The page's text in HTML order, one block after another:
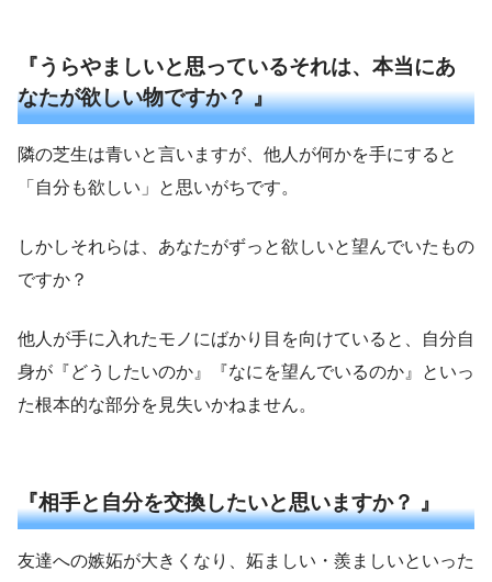
『うらやましいと思っているそれは、本当にあ
なたが欲しい物ですか？ 』
隣の芝生は青いと言いますが、他人が何かを手にすると
「自分も欲しい」と思いがちです。
しかしそれらは、あなたがずっと欲しいと望んでいたもの
ですか？
他人が手に入れたモノにばかり目を向けていると、自分自
身が『どうしたいのか』『なにを望んでいるのか』といっ
た根本的な部分を見失いかねません。
『相手と自分を交換したいと思いますか？ 』
友達への嫉妬が大きくなり、妬ましい・羨ましいといった